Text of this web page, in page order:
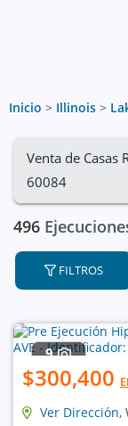
Inicio > Illinois >
Venta de Casas
60084
496
FILTROS
9
$300,400
Ver Dirección,